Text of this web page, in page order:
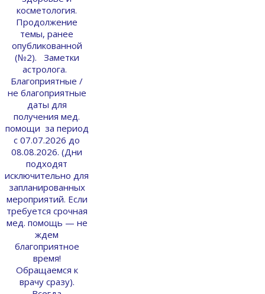
косметология.
Продолжение
темы, ранее
опубликованной
(№2). Заметки
астролога.
Благоприятные /
не благоприятные
даты для
получения мед.
помощи за период
с 07.07.2026 до
08.08.2026. (Дни
подходят
исключительно для
запланированных
мероприятий. Если
требуется срочная
мед. помощь — не
ждем
благоприятное
время!
Обращаемся к
врачу сразу).